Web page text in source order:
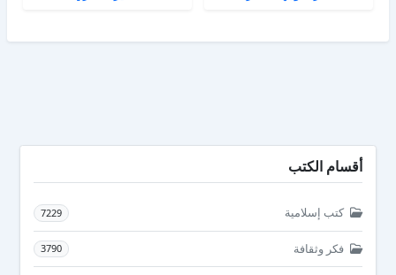
أقسام الكتب
كتب إسلامية 7229
فكر وثقافة 3790